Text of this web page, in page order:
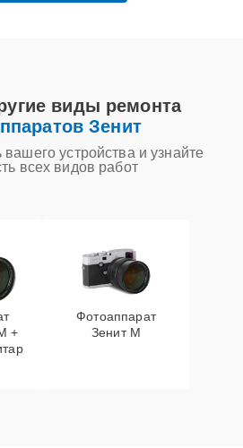
виды ремонта
Зенит
устройства и узнайте
всех видов работ
+
Фотоаппарат
Зенит M